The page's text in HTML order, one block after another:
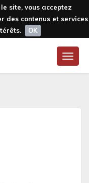
site, vous acceptez
des contenus et services
OK
Toggle